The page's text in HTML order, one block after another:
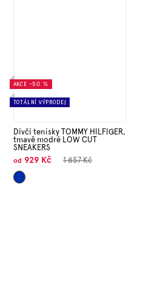
AKCE –50 %
TOTÁLNÍ VÝPRODEJ
Dívčí tenisky TOMMY HILFIGER,
tmavě modré LOW CUT
SNEAKERS
od 929 Kč 1 857 Kč
Tmavě